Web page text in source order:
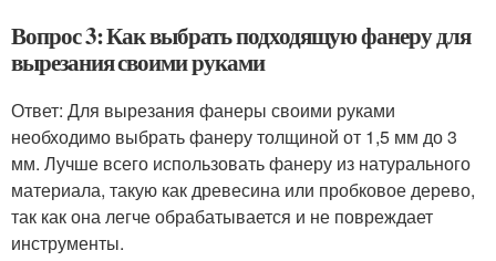
Вопрос 3: Как выбрать подходящую фанеру для
вырезания своими руками
Ответ: Для вырезания фанеры своими руками
необходимо выбрать фанеру толщиной от 1,5 мм до 3
мм. Лучше всего использовать фанеру из натурального
материала, такую как древесина или пробковое дерево,
так как она легче обрабатывается и не повреждает
инструменты.